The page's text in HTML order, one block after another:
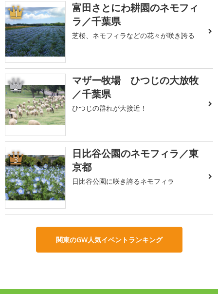
1
富田さとにわ耕園のネモフィ
ラ／千葉県
芝桜、ネモフィラなどの花々が咲き誇る
2
マザー牧場 ひつじの大放牧
／千葉県
ひつじの群れが大接近！
3
日比谷公園のネモフィラ／東
京都
日比谷公園に咲き誇るネモフィラ
関東のGW人気イベントランキング